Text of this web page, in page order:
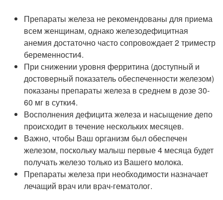
Препараты железа не рекомендованы для приема
всем женщинам, однако железодефицитная
анемия достаточно часто сопровождает 2 триместр
беременности4.
При снижении уровня ферритина (доступный и
достоверный показатель обеспеченности железом)
показаны препараты железа в среднем в дозе 30-
60 мг в сутки4.
Восполнения дефицита железа и насыщение депо
происходит в течение нескольких месяцев.
Важно, чтобы Ваш организм был обеспечен
железом, поскольку малыш первые 4 месяца будет
получать железо только из Вашего молока.
Препараты железа при необходимости назначает
лечащий врач или врач-гематолог.